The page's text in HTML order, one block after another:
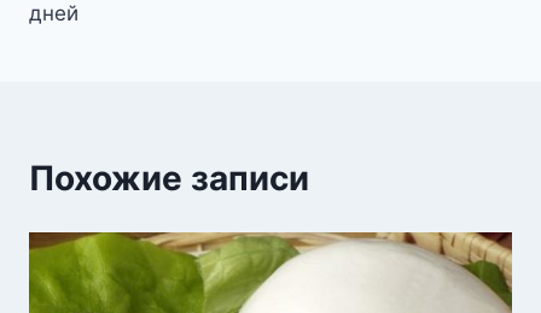
дней
Похожие записи